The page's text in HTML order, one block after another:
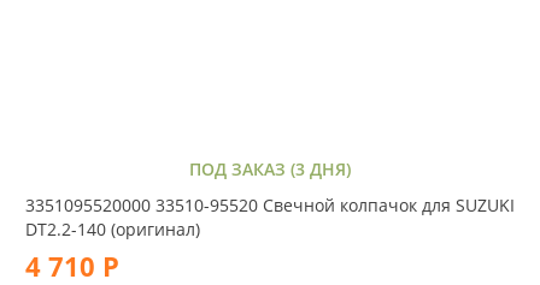
ПОД ЗАКАЗ (3 ДНЯ)
3351095520000 33510-95520 Свечной колпачок для SUZUKI
DT2.2-140 (оригинал)
4 710 Р